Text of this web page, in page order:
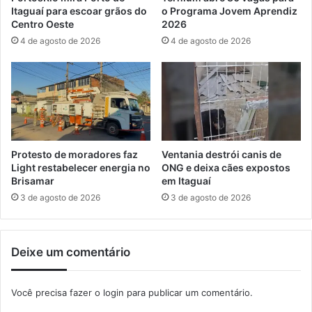
a
l
a
q
e
c
e
c
o
n
o
i
u
e
o
e
e
c
e
p
a
s
s
a
s
a
o
Itaguaí para escoar grãos do
Centro Oeste
4 de agosto de 2026
o Programa Jovem Aprendiz
2026
4 de agosto de 2026
Protesto de moradores faz
Light restabelecer energia no
Brisamar
3 de agosto de 2026
Ventania destrói canis de
ONG e deixa cães expostos
em Itaguaí
3 de agosto de 2026
Deixe um comentário
Você precisa fazer o login para publicar um comentário.